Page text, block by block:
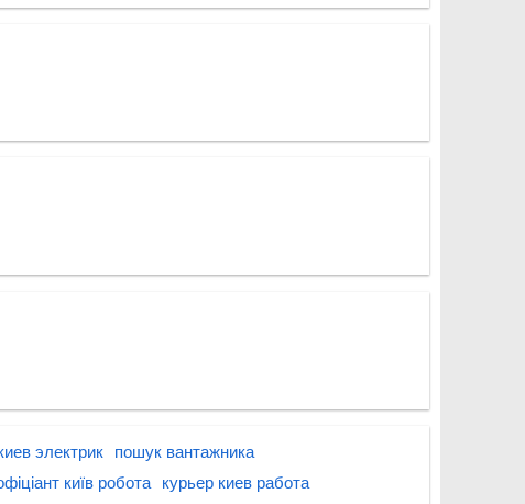
электрик
пошук вантажника
київ робота
курьер киев работа